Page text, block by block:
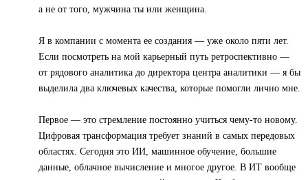
а не от того, мужчина ты или женщина.
Я в компании с момента ее создания — уже около пяти лет.
Если посмотреть на мой карьерный путь ретроспективно —
от рядового аналитика до директора центра аналитики — я бы
выделила два ключевых качества, которые помогли лично мне.
Первое — это стремление постоянно учиться чему-то новому.
Цифровая трансформация требует знаний в самых передовых
областях. Сегодня это ИИ, машинное обучение, большие
данные, облачное вычисление и многое другое. В ИТ вообще